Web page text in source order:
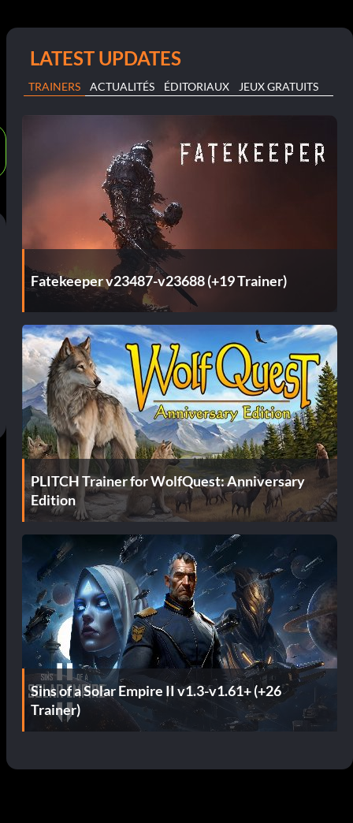
LATEST UPDATES
TRAINERS ACTUALITÉS ÉDITORIAUX JEUX GRATUITS
Fatekeeper v23487-v23688 (+19 Trainer)
PLITCH Trainer for WolfQuest: Anniversary
Edition
Sins of a Solar Empire II v1.3-v1.61+ (+26
Trainer)